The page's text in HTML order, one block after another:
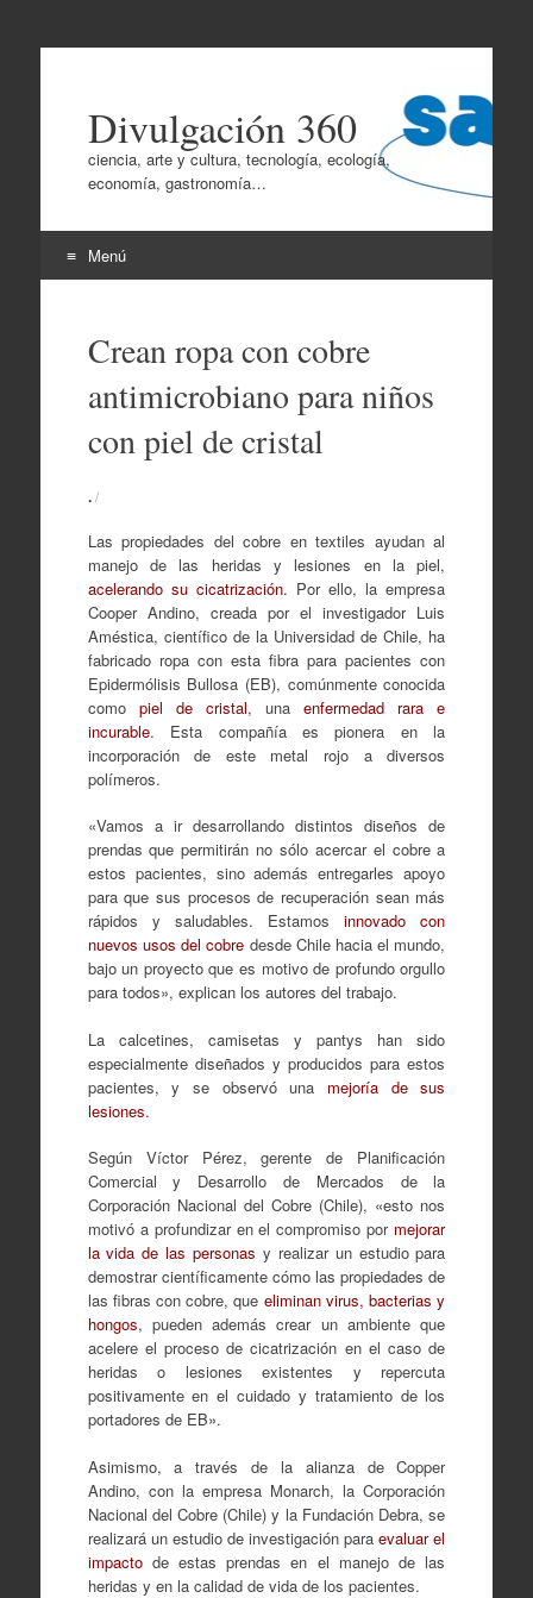
Divulgación 360
ciencia, arte y cultura, tecnología, ecología,
economía, gastronomía…
Menú
contenidoCrean ropa con cobre
antimicrobiano para niños
con piel de cristal
./
Las propiedades del cobre en textiles ayudan al
manejo de las heridas y lesiones en la piel,
acelerando su cicatrización. Por ello, la empresa
Cooper Andino, creada por el investigador Luis
Améstica, científico de la Universidad de Chile, ha
fabricado ropa con esta fibra para pacientes con
Epidermólisis Bullosa (EB), comúnmente conocida
como piel de cristal, unaenfermedad rara e
incurable. Esta compañía es pionera en la
incorporación de este metal rojo a diversos
polímeros.
«Vamos a ir desarrollando distintos diseños de
prendas que permitirán no sólo acercar el cobre a
estos pacientes, sino además entregarles apoyo
para que sus procesos de recuperación sean más
rápidos y saludables. Estamosinnovado con
nuevos usos del cobre desde Chile hacia el mundo,
bajo un proyecto que es motivo de profundo orgullo
para todos», explican los autores del trabajo.
La calcetines, camisetas y pantys han sido
especialmente diseñados y producidos para estos
pacientes, y se observó una mejoría de sus
lesiones.
Según Víctor Pérez, gerente de Planificación
Comercial y Desarrollo de Mercados de la
Corporación Nacional del Cobre (Chile), «esto nos
motivó a profundizar en el compromiso por mejorar
la vida de las personas y realizar un estudio para
demostrar científicamente cómo las propiedades de
las fibras con cobre, que eliminan virus, bacterias y
hongos, pueden además crear un ambiente que
acelere el proceso de cicatrización en el caso de
heridas o lesiones existentes y repercuta
positivamente en el cuidado y tratamiento de los
portadores de EB».
Asimismo, a través de la alianza de Copper
Andino, con la empresa Monarch, la Corporación
Nacional del Cobre (Chile) y la Fundación Debra, se
realizará un estudio de investigación paraevaluar el
impactode estas prendas en el manejo de las
heridas y en la calidad de vida de los pacientes.